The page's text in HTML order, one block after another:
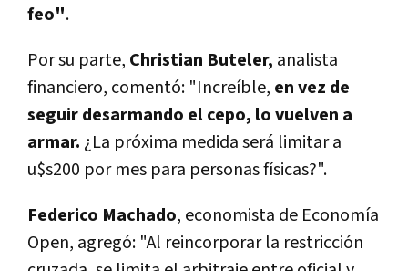
feo".
Por su parte, Christian Buteler, analista
financiero, comentó: "Increíble, en vez de
seguir desarmando el cepo, lo vuelven a
armar. ¿La próxima medida será limitar a
u$s200 por mes para personas físicas?".
Federico Machado, economista de Economía
Open, agregó: "Al reincorporar la restricción